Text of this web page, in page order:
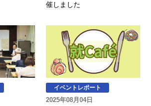
催しました
イベントレポート
2025年08月04日